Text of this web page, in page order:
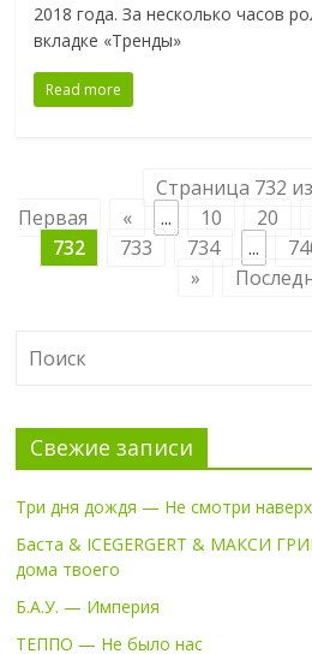
2018 года. За несколько часов
вкладке «Тренды»
Read more
Страница 732
Первая
« ... 10 20
732
733 734 ...
»
Свежие записи
Три дня дождя — Не смотри наверх
Баста & ICEGERGERT & МАКСИ
дома твоего
Б.А.У. — Империя
ТЕППО — Не было нас